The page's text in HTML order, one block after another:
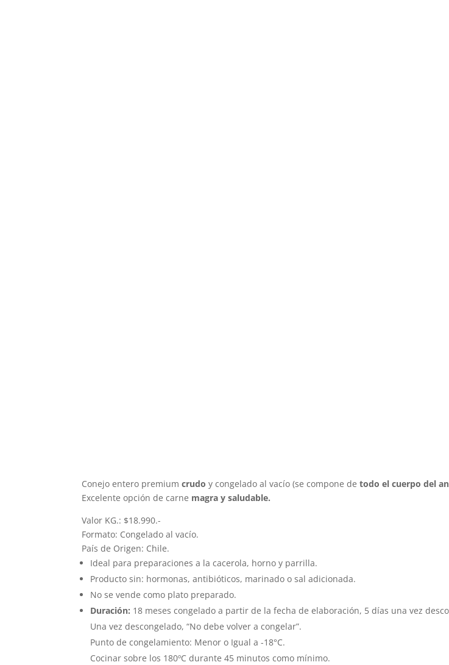
Conejo entero premiumcrudo y congelado al vacío (se compone detodo el cuerpo del
Excelente opción de carne magra y saludable.
Valor KG.: $18.990.-
Formato: Congelado al vacío.
País de Origen: Chile.
Ideal para preparaciones a la cacerola, horno y parrilla.
Producto sin: hormonas, antibióticos, marinado o sal adicionada.
No se vende como plato preparado.
Duración: 18 meses congelado a partir de la fecha de elaboración, 5 días una vez
Una vez descongelado, “No debe volver a congelar”.
Punto de congelamiento: Menor o Igual a -18°C.
Cocinar sobre los 180ºC durante 45 minutos como mínimo.